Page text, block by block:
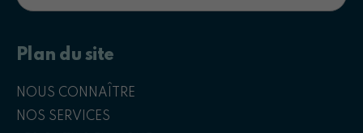
Plan du site
NOUS CONNAÎTRE
NOS SERVICES